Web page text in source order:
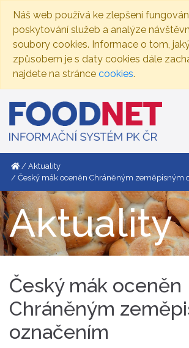
Náš web používá ke zlepšení
poskytování služeb a analýze
soubory cookies. Informace o tom,
způsobem je s daty cookies dále
najdete na stránce cookies.
Aktuality
Český mák oceněn Chráněným zeměpisným
Aktuality
Český mák oceněn
Chráněným
označením